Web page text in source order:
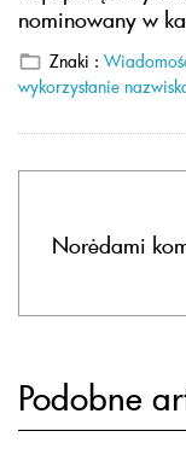
nominowany w
Znaki :
wykorzystanie
Norėdami
Podobne